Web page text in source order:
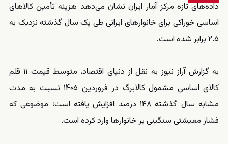
داده‌های تازه مرکز آمار ایران نشان می‌دهد هزینه تأمین کالاهای
اساسی خوراکی برای خانوارهای ایرانی طی یک سال گذشته نزدیک به
۲.۵ برابر شده است.
به گزارش آراز نیوز به نقل از دنیای اقتصاد، متوسط قیمت ۱۱ قلم
کالای اساسی مشمول کالابرگ در فروردین ۱۴۰۵ نسبت به مدت
مشابه سال گذشته ۱۴۸ درصد افزایش یافته است؛ موضوعی که
فشار معیشتی سنگینی بر خانوارها وارد کرده است.